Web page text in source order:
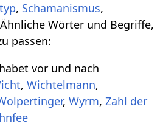
, Schamanismus,
Wörter und Begriffe,
passen:
vor und nach
, Wichtelmann,
, Wyrm, Zahl der